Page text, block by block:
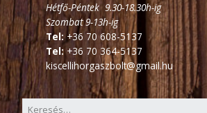
Hétfő-Péntek 9.30-18.30h-ig
Szombat 9-13h-ig
Tel:+36 70 608-5137
Tel: +36 70 364-5137
kiscellihorgaszbolt@gmail.hu